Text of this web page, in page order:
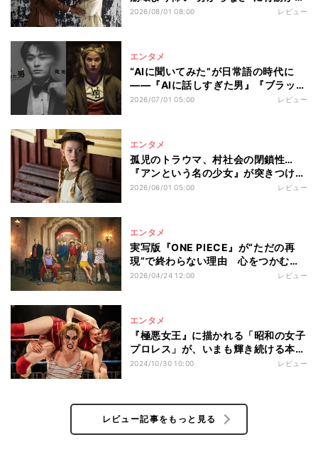
えるNetflix映画『終わらない週末』
2026/08/01 08:00 レビュー
エンタメ
“AIに聞いてみた”が日常語の時代に
――『AIに話しすぎた男』『ブラッ
ク・ミラー』2つのフィクションが今
2026/07/01 05:00 レビュー
エンタメ
孤児のトラウマ、村社会の閉鎖性…
『アンという名の少女』が突きつける
カナダの名作『赤毛のアン』が本当に
2026/06/01 05:00 レビュー
エンタメ
実写版『ONE PIECE』が“ただの再
現”で終わらない理由 心をつかむチ
ョッパーの孤独とルフィの叫び
2026/04/24 12:00 レビュー
エンタメ
『極悪女王』に描かれる「昭和の女子
プロレス」が、いまも輝き続ける本当
の理由─。
2024/10/30 10:00 レビュー
レビュー記事をもっと見る